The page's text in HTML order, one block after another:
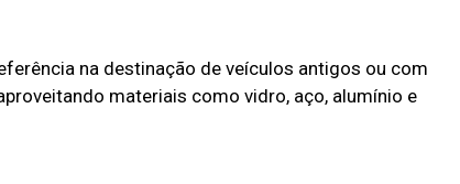
na destinação de veículos antigos ou com
materiais como vidro, aço, alumínio e